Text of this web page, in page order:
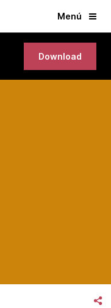
Menú
Download